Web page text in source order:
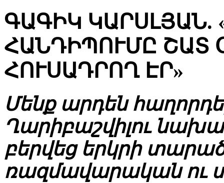
ԳԱԳԻԿ ԿԱՐՍԼՅԱՆ.
ՀԱՆԴԻՊՈՒՄԸ ՇԱՏ
ՀՈՒՍԱԴՐՈՂ ԷՐ»
Մենք արդեն
Ղարիբաշվիլու
բերվեց երկրի
ռազմավարական ու